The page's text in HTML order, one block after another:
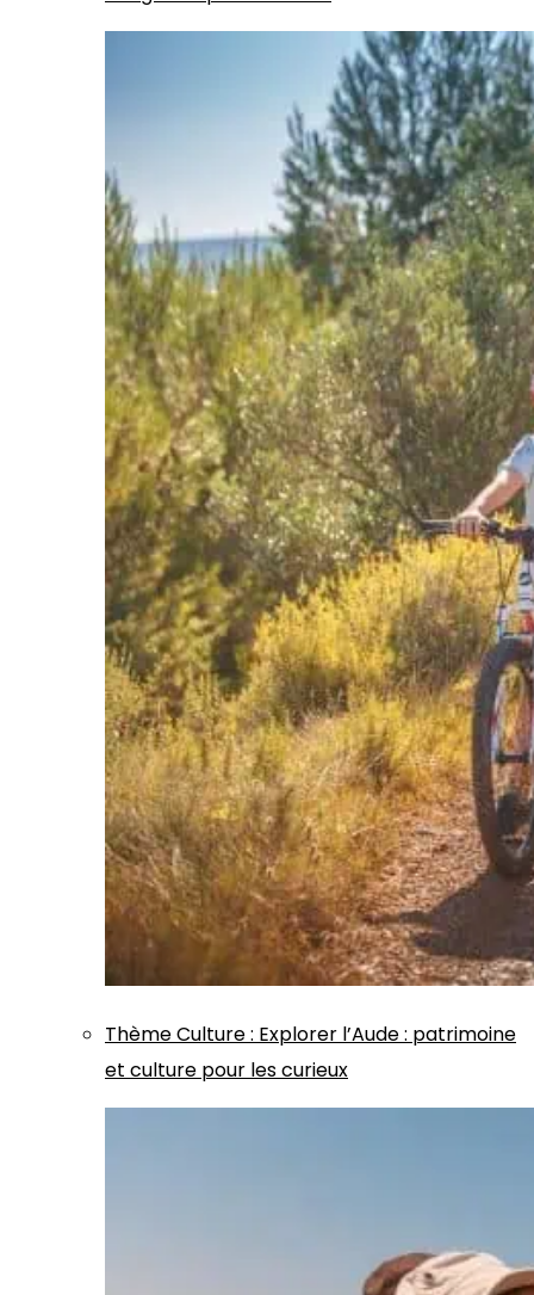
ThèmeCulture: Explorer l’Aude : patrimoine
et culture pour les curieux